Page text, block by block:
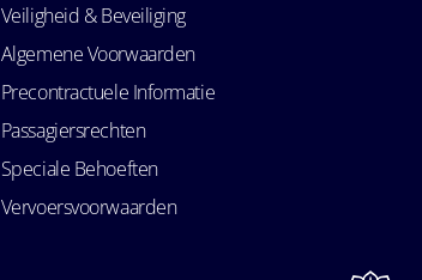
Veiligheid & Beveiliging
Algemene Voorwaarden
Precontractuele Informatie
Passagiersrechten
Speciale Behoeften
Vervoersvoorwaarden